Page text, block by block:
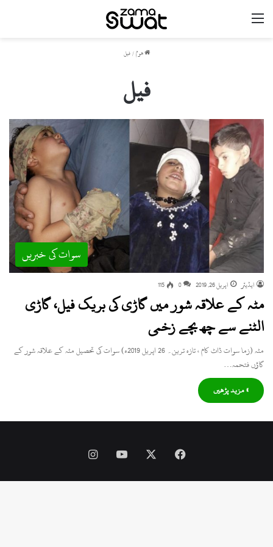
ھوم / فیل
فیل
سوات کی خبریں
ایڈیٹر اپریل 26, 2019 0
115
مٹہ کے علاقہ شور میں گاڑی کی بریک فیل، گاڑی
الٹنے سے چھ بچے زخمی
مٹہ (زما سوات ڈاٹ کام ، تازہ ترین۔ 26 اپریل 2019ء) سوات کی تحصیل مٹہ کے علاقہ شور کے
گاؤں فتحمہ…
» مزید پڑھیں
Facebook
YouTube